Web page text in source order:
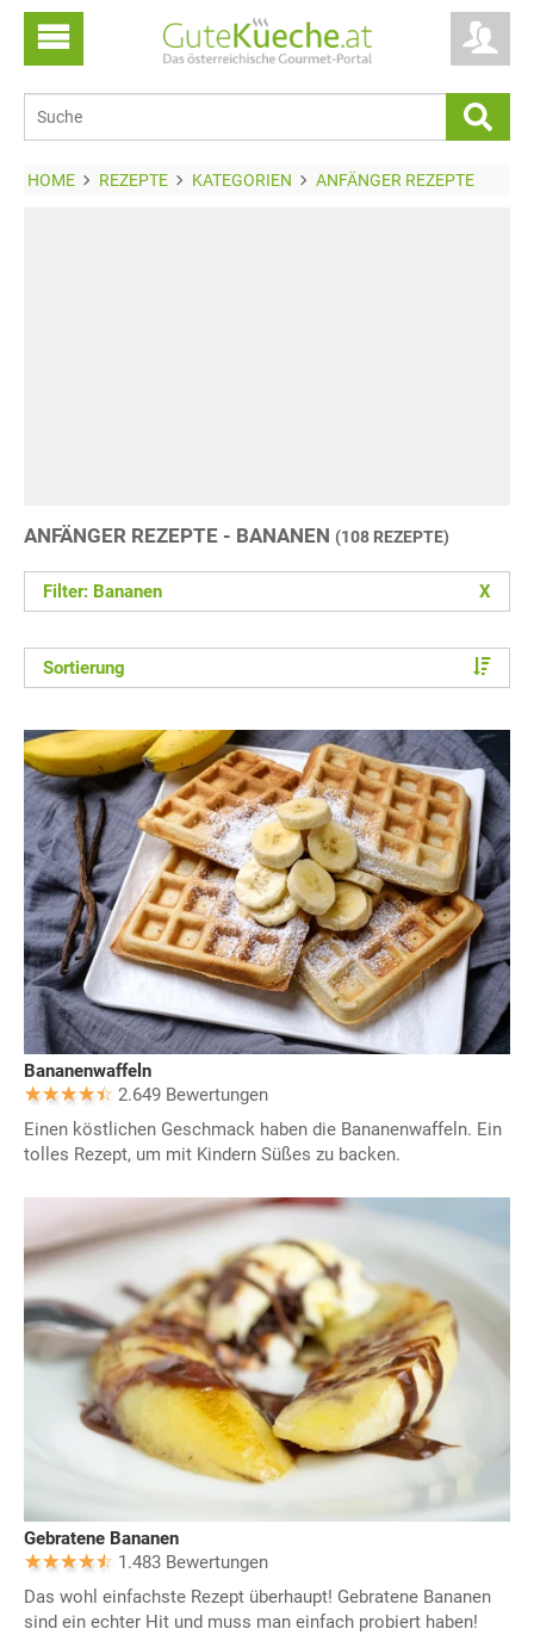
HOME REZEPTE KATEGORIEN ANFÄNGER REZEPTE
ANFÄNGER REZEPTE - BANANEN (108 REZEPTE)
Filter: Bananen X
Sortierung
Bananenwaffeln
2.649 Bewertungen
Einen köstlichen Geschmack haben die Bananenwaffeln. Ein
tolles Rezept, um mit Kindern Süßes zu backen.
Gebratene Bananen
1.483 Bewertungen
Das wohl einfachste Rezept überhaupt! Gebratene Bananen
sind ein echter Hit und muss man einfach probiert haben!